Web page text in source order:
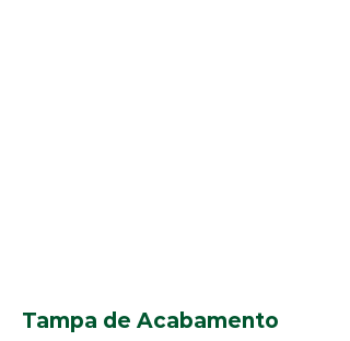
Tampa de Acabamento